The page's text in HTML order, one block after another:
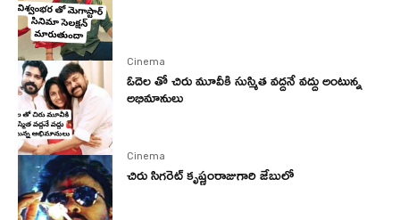
Cinema
ఓదెల తో చిరు మూవీకి సుస్మిత వద్దనే వద్దు అంటున్న
అభిమానులు
Cinema
చిరు సిగరెట్‌ కృష్ణంరాజుగారి జేబులో